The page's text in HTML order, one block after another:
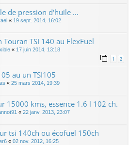
de pression d'huile ...
« 19 sept. 2014, 16:02
Touran TSI 140 au FlexFuel
« 17 juin 2014, 13:18
1 2
au un TSI105
« 25 mars 2014, 19:39
15000 kms, essence 1.6 l 102 ch.
« 22 janv. 2013, 23:07
tsi 140ch ou écofuel 150ch
« 02 nov. 2012, 16:25